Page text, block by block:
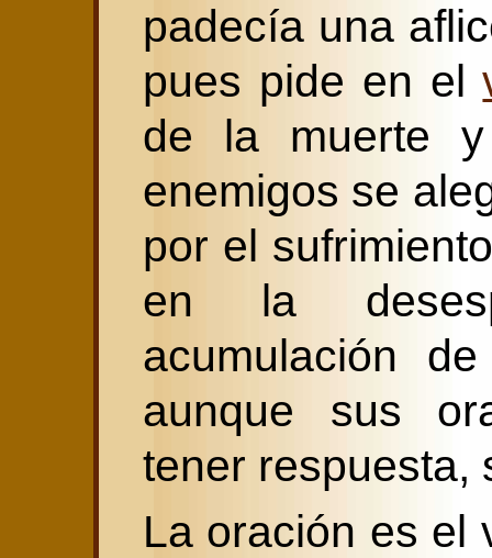
padecía una
pues pide en el
de la muerte
enemigos se
por el
en la
acumulación
aunque sus
tener respuesta,
La oración es el